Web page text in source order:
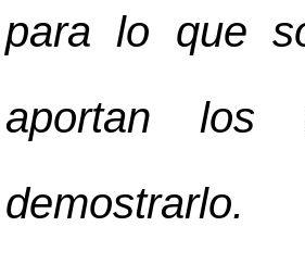
para lo que
aportan los
demostrarlo.